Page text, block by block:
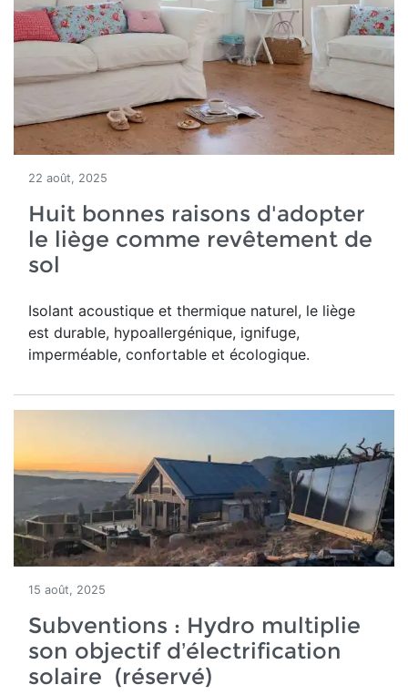
22 août, 2025
Huit bonnes raisons d'adopter
le liège comme revêtement de
sol
Isolant acoustique et thermique naturel, le liège
est durable, hypoallergénique, ignifuge,
imperméable, confortable et écologique.
15 août, 2025
Subventions : Hydro multiplie
son objectif d’électrification
solaire (réservé)